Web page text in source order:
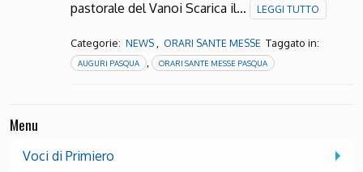
pastorale del Vanoi Scarica il…
LEGGI TUTTO
Categorie: NEWS ORARI SANTE MESSE Taggato in:
AUGURI PASQUA , ORARI SANTE MESSE PASQUA
Menu
Voci di Primiero